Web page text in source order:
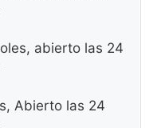
abierto las 24
Abierto las 24